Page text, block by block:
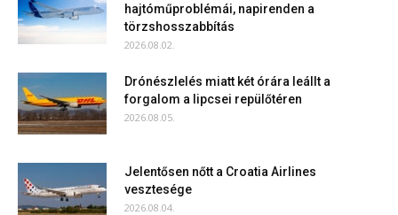
hajtóműproblémái, napirenden a
törzshosszabbítás
2026.08.02.
Drónészlelés miatt két órára leállt a
forgalom a lipcsei repülőtéren
2026.08.05.
Jelentősen nőtt a Croatia Airlines
vesztesége
2026.08.04.